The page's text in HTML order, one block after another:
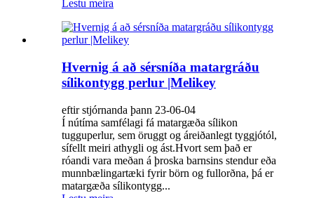
Lestu meira
Hvernig á að sérsníða matargráðu
sílikontygg perlur |Melikey
eftir stjórnanda þann 23-06-04
Í nútíma samfélagi fá matargæða sílikon
tugguperlur, sem öruggt og áreiðanlegt tyggjótól,
sífellt meiri athygli og ást.Hvort sem það er
róandi vara meðan á þroska barnsins stendur eða
munnbælingartæki fyrir börn og fullorðna, þá er
matargæða sílikontygg...